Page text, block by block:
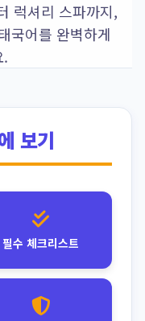
럭셔리 스파까지,
국어를 완벽하게
.
보기
필수 체크리스트